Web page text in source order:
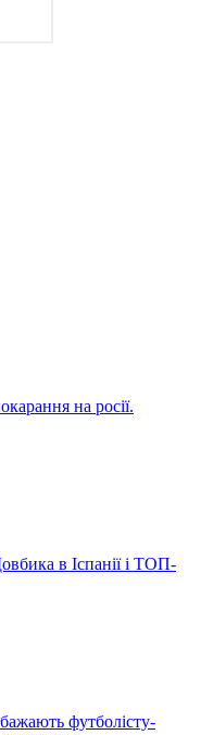
на росії.
в Іспанії і ТОП-
футболісту-